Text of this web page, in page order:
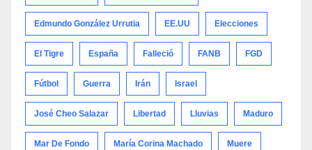
Edmundo González Urrutia EE.UU Elecciones
El Tigre España Falleció FANB FGD
Fútbol Guerra Irán Israel
José Cheo Salazar Libertad Lluvias Maduro
Mar De Fondo María Corina Machado Muere